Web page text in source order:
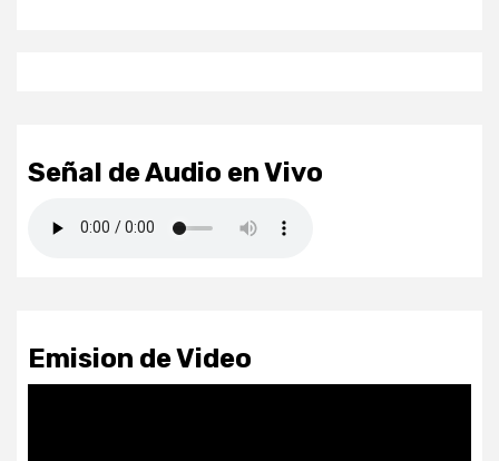
Señal de Audio en Vivo
Emision de Video